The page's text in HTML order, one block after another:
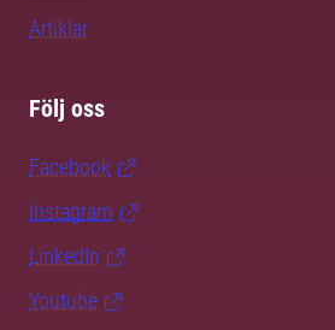
Artiklar
Följ oss
Facebook
Instagram
LinkedIn
Youtube